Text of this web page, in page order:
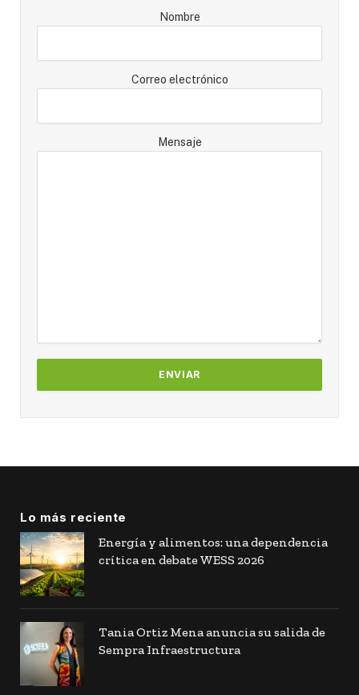
Nombre
Correo electrónico
Mensaje
Lo más reciente
Energía y alimentos: una dependencia
crítica en debate WESS 2026
Tania Ortiz Mena anuncia su salida de
Sempra Infraestructura